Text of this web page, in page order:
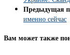
Предыдущая
именно сейчас
Вам может также